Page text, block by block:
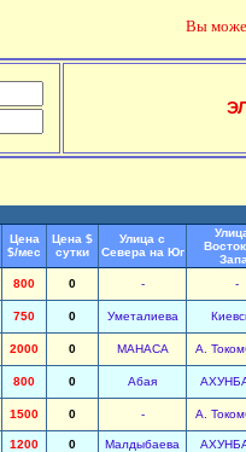
Вы
Цена
$/мес
Цена $
сутки
Улица с
Севера на Юг
800 0 - -
750 0 Уметалиева
2000 0 МАНАСА А.
800 0 Абая
1500 0 - А.
1200 0 Малдыбаева